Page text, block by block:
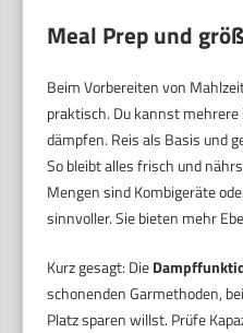
Meal Prep und
Beim Vorbereiten von
praktisch. Du kannst
dämpfen. Reis als Basis und
So bleibt alles frisch und
Mengen sind Kombigeräte
sinnvoller. Sie bieten mehr
Kurz gesagt: Die
schonenden Garmethoden,
Platz sparen willst. Prüfe